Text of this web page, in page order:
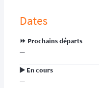
Dates
⏩️ Prochains départs
—
▶️ En cours
—